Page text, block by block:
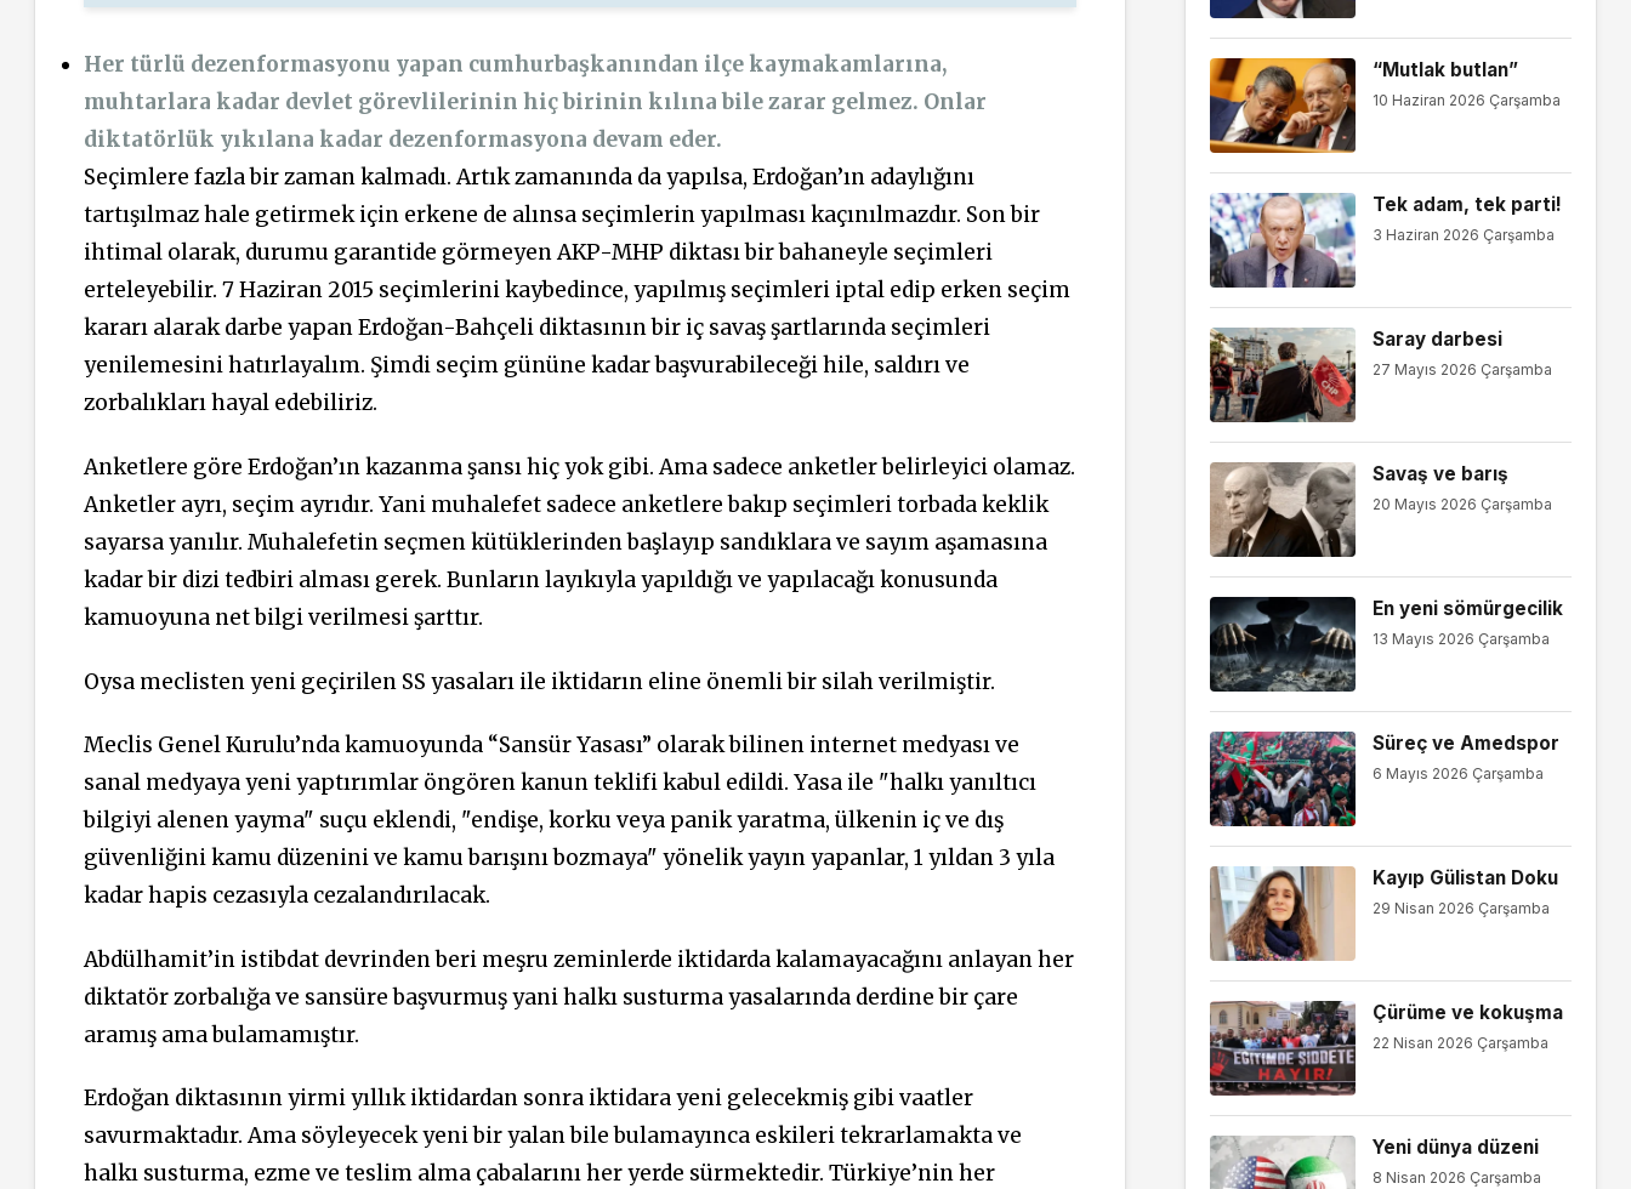
Her türlü dezenformasyonu yapan cumhurbaşkanından ilçe kaymakamlarına,
muhtarlara kadar devlet görevlilerinin hiç birinin kılına bile zarar gelmez. Onlar
diktatörlük yıkılana kadar dezenformasyona devam eder.
Seçimlere fazla bir zaman kalmadı. Artık zamanında da yapılsa, Erdoğan’ın adaylığını
tartışılmaz hale getirmek için erkene de alınsa seçimlerin yapılması kaçınılmazdır. Son bir
ihtimal olarak, durumu garantide görmeyen AKP-MHP diktası bir bahaneyle seçimleri
erteleyebilir. 7 Haziran 2015 seçimlerini kaybedince, yapılmış seçimleri iptal edip erken seçim
kararı alarak darbe yapan Erdoğan-Bahçeli diktasının bir iç savaş şartlarında seçimleri
yenilemesini hatırlayalım. Şimdi seçim gününe kadar başvurabileceği hile, saldırı ve
zorbalıkları hayal edebiliriz.
Anketlere göre Erdoğan’ın kazanma şansı hiç yok gibi. Ama sadece anketler belirleyici olamaz.
Anketler ayrı, seçim ayrıdır. Yani muhalefet sadece anketlere bakıp seçimleri torbada keklik
sayarsa yanılır. Muhalefetin seçmen kütüklerinden başlayıp sandıklara ve sayım aşamasına
kadar bir dizi tedbiri alması gerek. Bunların layıkıyla yapıldığı ve yapılacağı konusunda
kamuoyuna net bilgi verilmesi şarttır.
Oysa meclisten yeni geçirilen SS yasaları ile iktidarın eline önemli bir silah verilmiştir.
Meclis Genel Kurulu’nda kamuoyunda “Sansür Yasası” olarak bilinen internet medyası ve
sanal medyaya yeni yaptırımlar öngören kanun teklifi kabul edildi. Yasa ile "halkı yanıltıcı
bilgiyi alenen yayma" suçu eklendi, "endişe, korku veya panik yaratma, ülkenin iç ve dış
güvenliğini kamu düzenini ve kamu barışını bozmaya" yönelik yayın yapanlar, 1 yıldan 3 yıla
kadar hapis cezasıyla cezalandırılacak.
Abdülhamit’in istibdat devrinden beri meşru zeminlerde iktidarda kalamayacağını anlayan her
diktatör zorbalığa ve sansüre başvurmuş yani halkı susturma yasalarında derdine bir çare
aramış ama bulamamıştır.
Erdoğan diktasının yirmi yıllık iktidardan sonra iktidara yeni gelecekmiş gibi vaatler
savurmaktadır. Ama söyleyecek yeni bir yalan bile bulamayınca eskileri tekrarlamakta ve
halkı susturma, ezme ve teslim alma çabalarını her yerde sürmektedir. Türkiye’nin her
“Mutlak butlan”
10 Haziran 2026 Çarşamba
Tek adam, tek parti!
3 Haziran 2026 Çarşamba
Saray darbesi
27 Mayıs 2026 Çarşamba
Savaş ve barış
20 Mayıs 2026 Çarşamba
En yeni sömürgecilik
13 Mayıs 2026 Çarşamba
Süreç ve Amedspor
6 Mayıs 2026 Çarşamba
Kayıp Gülistan Doku
29 Nisan 2026 Çarşamba
Çürüme ve kokuşma
22 Nisan 2026 Çarşamba
Yeni dünya düzeni
8 Nisan 2026 Çarşamba